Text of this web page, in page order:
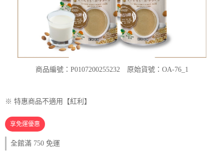
商品編號：P0107200255232 原始貨號：OA-76_1
※ 特惠商品不適用【紅利】
享免運優惠
全館滿 750 免運